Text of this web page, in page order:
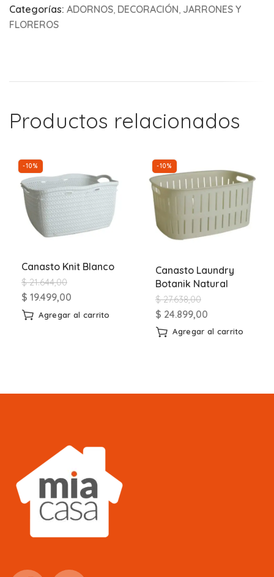
Categorías: ADORNOS, DECORACIÓN, JARRONES Y
FLOREROS
Productos relacionados
-10%
Canasto Knit Blanco
$21.644,00
$ 19.499,00
Agregar al carrito
-10%
Canasto Laundry
Botanik Natural
$27.638,00
$ 24.899,00
Agregar al carrito